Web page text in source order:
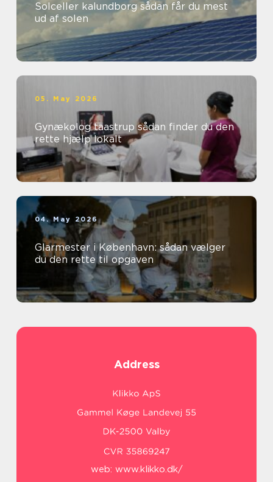
Solceller kalundborg sådan får du mest
ud af solen
05. May 2026
Gynækolog taastrup sådan finder du den
rette hjælp lokalt
04. May 2026
Glarmester i København: sådan vælger
du den rette til opgaven
Address
web: www.klikko.dk/